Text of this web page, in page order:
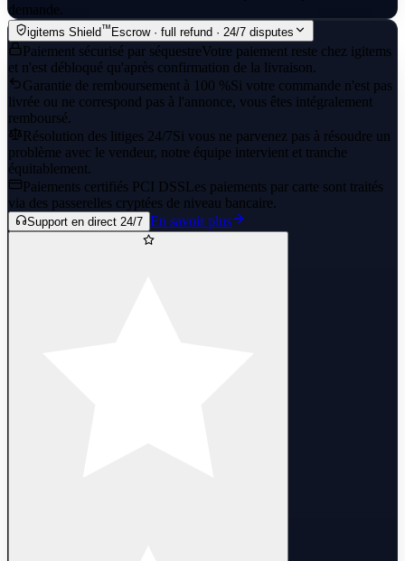
demande.
igitems Shield™ Escrow · full refund · 24/7 disputes
Paiement sécurisé par séquestreVotre paiement reste chez igitems
et n'est débloqué qu'après confirmation de la livraison.
Garantie de remboursement à 100 %Si votre commande n'est pas
livrée ou ne correspond pas à l'annonce, vous êtes intégralement
remboursé.
Résolution des litiges 24/7Si vous ne parvenez pas à résoudre un
problème avec le vendeur, notre équipe intervient et tranche
équitablement.
Paiements certifiés PCI DSSLes paiements par carte sont traités
via des passerelles cryptées de niveau bancaire.
Support en direct 24/7 En savoir plus